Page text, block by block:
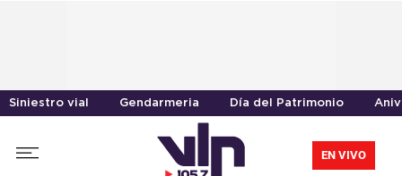
Siniestro vial Gendarmeria Día del Patrimonio
EN VIVO